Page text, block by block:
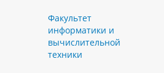
Факультет
информатики и
вычислительной
техники